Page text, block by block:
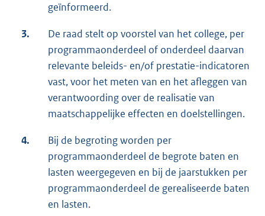
geïnformeerd.
3.
De raad stelt op voorstel van het college, per
programmaonderdeel of onderdeel daarvan
relevante beleids- en/of prestatie-indicatoren
vast, voor het meten van en het afleggen van
verantwoording over de realisatie van
maatschappelijke effecten en doelstellingen.
4.
Bij de begroting worden per
programmaonderdeel de begrote baten en
lasten weergegeven en bij de jaarstukken per
programmaonderdeel de gerealiseerde baten
en lasten.